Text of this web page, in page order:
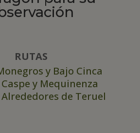
RUTAS
y Bajo Cinca
y Mequinenza
Alrededores de Teruel